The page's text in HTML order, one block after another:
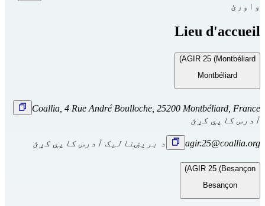
واورئ
Lieu d'accueil
AGIR 25 (Montbéliard)
Montbéliard
Coallia, 4 Rue André Boulloche, 25200 Montbéliard, France
آدرس کاپي کړئ
agir.25@coallia.org د بریښنالیک آدرس کاپي کړئ
AGIR 25 (Besançon)
Besançon